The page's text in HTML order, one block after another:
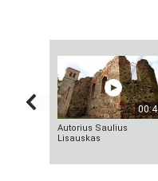
Autorius Saulius
Lisauskas